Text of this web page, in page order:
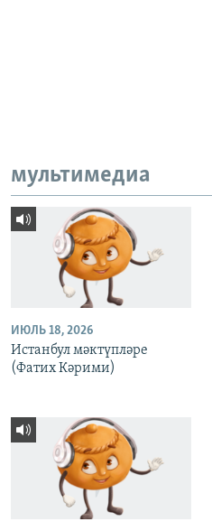
мультимедиа
ИЮЛЬ 18, 2026
Истанбул мәктүпләре
(Фатих Кәрими)